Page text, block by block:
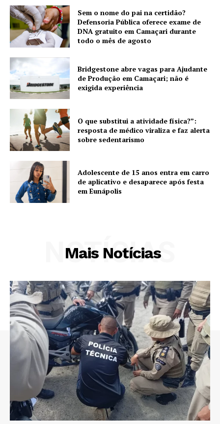
Sem o nome do pai na certidão?
Defensoria Pública oferece exame de
DNA gratuito em Camaçari durante
todo o mês de agosto
Bridgestone abre vagas para Ajudante
de Produção em Camaçari; não é
exigida experiência
O que substitui a atividade física?”:
resposta de médico viraliza e faz alerta
sobre sedentarismo
Adolescente de 15 anos entra em carro
de aplicativo e desaparece após festa
em Eunápolis
Mais Notícias
NOTÍCIAS